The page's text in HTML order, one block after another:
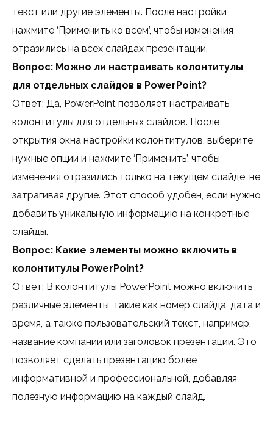
текст или другие элементы. После настройки
нажмите ‘Применить ко всем’, чтобы изменения
отразились на всех слайдах презентации.
Вопрос: Можно ли настраивать колонтитулы
для отдельных слайдов в PowerPoint?
Ответ: Да, PowerPoint позволяет настраивать
колонтитулы для отдельных слайдов. После
открытия окна настройки колонтитулов, выберите
нужные опции и нажмите ‘Применить’, чтобы
изменения отразились только на текущем слайде, не
затрагивая другие. Этот способ удобен, если нужно
добавить уникальную информацию на конкретные
слайды.
Вопрос: Какие элементы можно включить в
колонтитулы PowerPoint?
Ответ: В колонтитулы PowerPoint можно включить
различные элементы, такие как номер слайда, дата и
время, а также пользовательский текст, например,
название компании или заголовок презентации. Это
позволяет сделать презентацию более
информативной и профессиональной, добавляя
полезную информацию на каждый слайд.